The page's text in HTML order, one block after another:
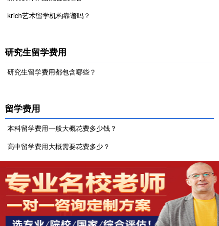
krich艺术留学机构靠谱吗？
研究生留学费用
研究生留学费用都包含哪些？
留学费用
本科留学费用一般大概花费多少钱？
高中留学费用大概需要花费多少？